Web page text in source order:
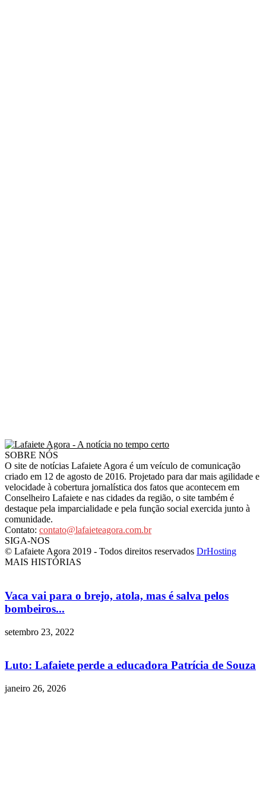
SOBRE NÓS
O site de notícias Lafaiete Agora é um veículo de comunicação
criado em 12 de agosto de 2016. Projetado para dar mais agilidade e
velocidade à cobertura jornalística dos fatos que acontecem em
Conselheiro Lafaiete e nas cidades da região, o site também é
destaque pela imparcialidade e pela função social exercida junto à
comunidade.
Contato: contato@lafaieteagora.com.br
SIGA-NOS
© Lafaiete Agora 2019 - Todos direitos reservados DrHosting
MAIS HISTÓRIAS
Vaca vai para o brejo, atola, mas é salva pelos
bombeiros...
setembro 23, 2022
Luto: Lafaiete perde a educadora Patrícia de Souza
janeiro 26, 2026